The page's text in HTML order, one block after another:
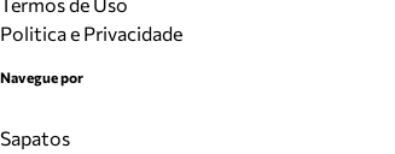
Politica e Privacidade
Navegue por
Sapatos